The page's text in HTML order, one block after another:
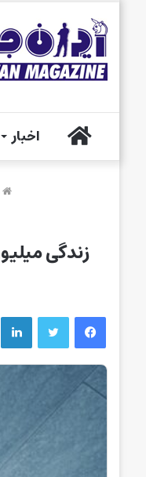
خانه اخبار
زندگی میلیون‌ها انسان در
فیس بوک توییتر